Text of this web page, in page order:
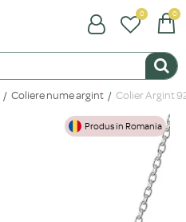
0 0
Coliere nume argint Colier Argint
Produs in Romania